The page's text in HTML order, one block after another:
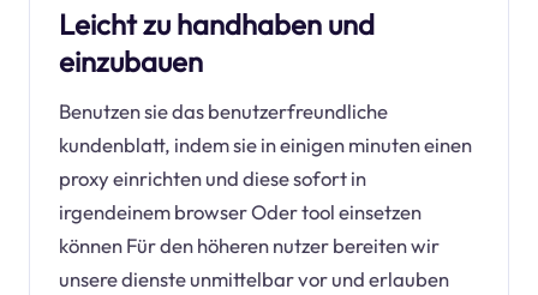
Leicht zu handhaben und
einzubauen
Benutzen sie das benutzerfreundliche
kundenblatt, indem sie in einigen minuten einen
proxy einrichten und diese sofort in
irgendeinem browser Oder tool einsetzen
können Für den höheren nutzer bereiten wir
unsere dienste unmittelbar vor und erlauben